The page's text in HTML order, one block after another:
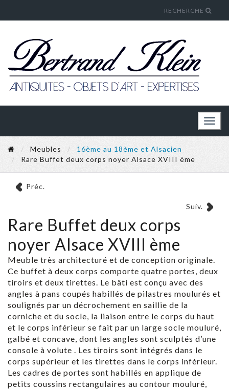
RECHERCHE
Meubles
16ème au 18ème et Alsacien
Rare Buffet deux corps noyer Alsace XVIII ème
Préc.
Suiv.
Rare Buffet deux corps
noyer Alsace XVIII ème
Meuble très architecturé et de conception originale.
Ce buffet à deux corps comporte quatre portes, deux
tiroirs et deux tirettes. Le bâti est conçu avec des
angles à pans coupés habillés de pilastres moulurés et
soulignés par un décrochement en saillie de la
corniche et du socle, la liaison entre le corps du haut
et le corps inférieur se fait par un large socle mouluré,
galbé et concave, dont les angles sont sculptés d’une
console à volute . Les tiroirs sont intégrés dans le
corps supérieur et les tirettes dans le corps inférieur.
Les cadres de portes sont habillés en applique de
petits coussins rectangulaires au contour mouluré,